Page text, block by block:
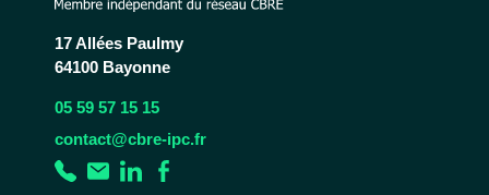
17 Allées Paulmy
64100 Bayonne
05 59 57 15 15
contact@cbre-ipc.fr